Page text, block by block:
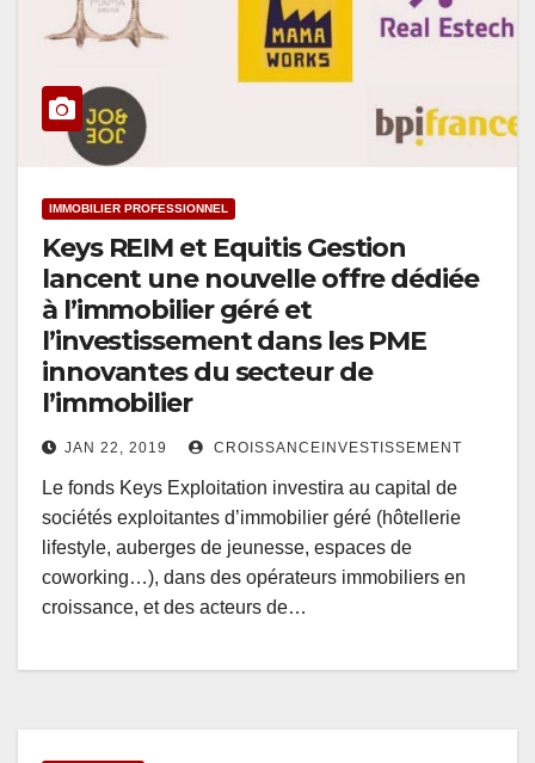
IMMOBILIER PROFESSIONNEL
Keys REIM et Equitis Gestion
lancent une nouvelle offre dédiée
à l’immobilier géré et
l’investissement dans les PME
innovantes du secteur de
l’immobilier
JAN 22, 2019 CROISSANCEINVESTISSEMENT
Le fonds Keys Exploitation investira au capital de
sociétés exploitantes d’immobilier géré (hôtellerie
lifestyle, auberges de jeunesse, espaces de
coworking…), dans des opérateurs immobiliers en
croissance, et des acteurs de…